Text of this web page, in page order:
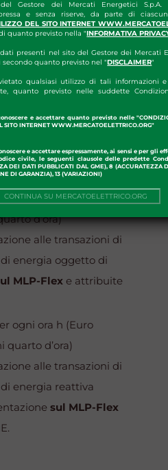
Gestore dei Mercati Energetici S.p.A.
e senza riserve, da parte di
DEL SITO INTERNET
quanto previsto nella "INFORMATIVA
presenti nel sito del Gestore dei Mercati
secondo quanto previsto nel "DISCLAIMER"
qualsiasi utilizzo di tali informazioni
quanto previsto nelle suddette
e accettare quanto previsto nelle
SITO INTERNET WWW.MERCATOELETTRICO.ORG"
e accettare espressamente, ai sensi e per gli
civile, le seguenti clausole delle predette
DEI DATI PUBBLICATI DAL GME), 8 (ACCURATEZZA
DI GARANZIA), 13 (VARIAZIONI)
CONTINUA SU MERCATOELETTRICO.ORG
ora h (Euro
d’ora)
sul MLT-Flex;
ogni ora h (Euro
alla capacità di
sul MLT-Flex.
pari ad:
ora h (Euro
d’ora)
alle transazioni di
energia oggetto di
MLP-Flex e attribuite
ogni ora h (Euro
quarto d’ora)
alle transazioni di
energia reattiva
sul MLP-Flex